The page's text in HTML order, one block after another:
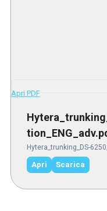
Apri PDF
Hytera_trunking_DS-
Apri Scarica